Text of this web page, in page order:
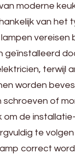
moderne
van het
vereisen
geïnstalleerd
terwijl
worden
schroeven of
om de
te
correct